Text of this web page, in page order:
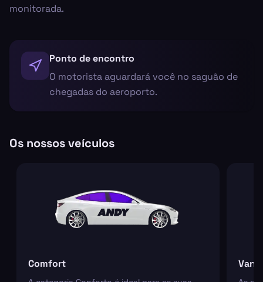
monitorada.
Ponto de encontro
O motorista aguardará você no saguão de
chegadas do aeroporto.
Os nossos veículos
Comfort Van